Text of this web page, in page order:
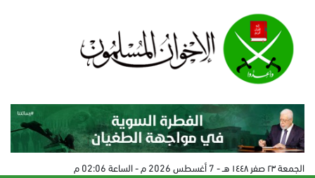
الجمعة ٢٣ صفر ١٤٤٨ هـ - 7 أغسطس 2026 م - الساعة 02:06 م